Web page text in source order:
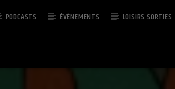
PODCASTS ÉVÈNEMENTS LOISIRS SORTIES